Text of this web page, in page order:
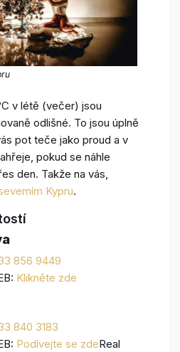
v létě (večer) jsou
odlišné. To jsou úplně
pot teče jako proud a v
pokud se náhle
den. Takže na vás,
Kypru.
856 9449
Klikněte zde
840 3183
Podívejte se zdeReal